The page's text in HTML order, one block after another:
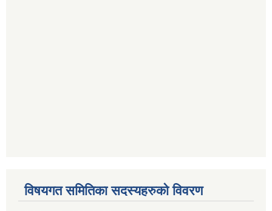
विषयगत समितिका सदस्यहरुको विवरण